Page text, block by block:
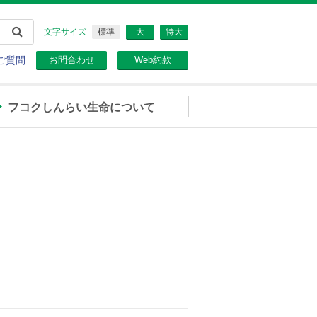
文字サイズ 標準 大 特大
Web約款
お問合わせ
質問
フコクしんらい生命について